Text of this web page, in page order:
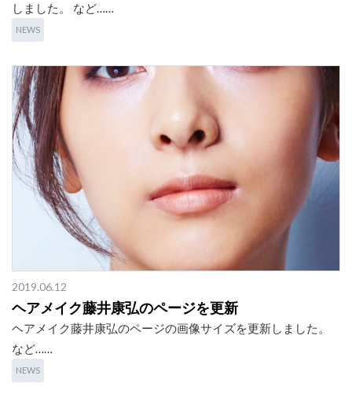
しました。 など……
NEWS
2019.06.12
ヘアメイク藤井康弘のページを更新
ヘアメイク藤井康弘のページの画像サイズを更新しました。
など……
NEWS